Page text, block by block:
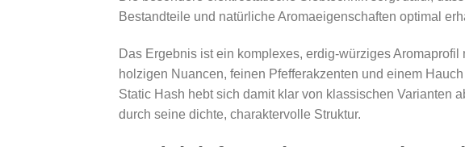
Bestandteile und natürliche Aromaeigenschaften optimal
Das Ergebnis ist ein komplexes, erdig-würziges Aromaprofil
holzigen Nuancen, feinen Pfefferakzenten und einem
Static Hash hebt sich damit klar von klassischen Varianten
durch seine dichte, charaktervolle Struktur.